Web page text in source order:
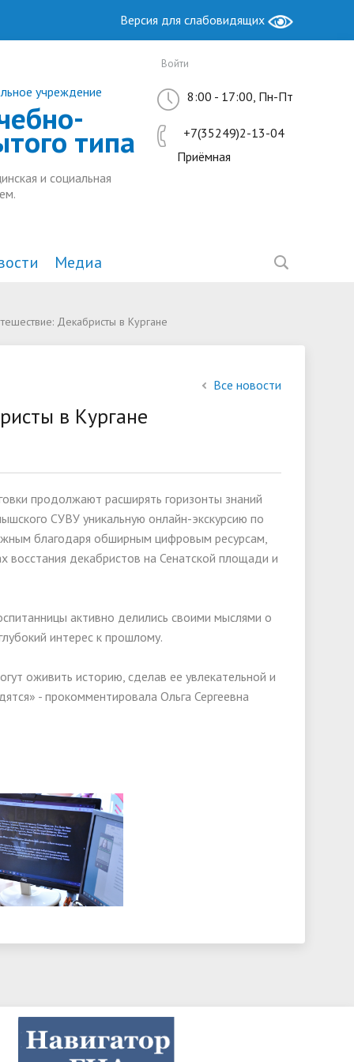
Версия для слабовидящих
учреждение
типа
и социальная
Войти
8:00 - 17:00, Пн-Пт
+7(35249)2-13-04
Приёмная
Образование
Финансово-хозяйственная
деятельность
Антимонопольный комплаенс
Методическая работа
Медиа
Декабристы в Кургане
Все новости
в Кургане
продолжают расширять горизонты знаний
СУВУ уникальную онлайн-экскурсию по
благодаря обширным цифровым ресурсам,
декабристов на Сенатской площади и
активно делились своими мыслями о
интерес к прошлому.
оживить историю, сделав ее увлекательной и
- прокомментировала Ольга Сергеевна